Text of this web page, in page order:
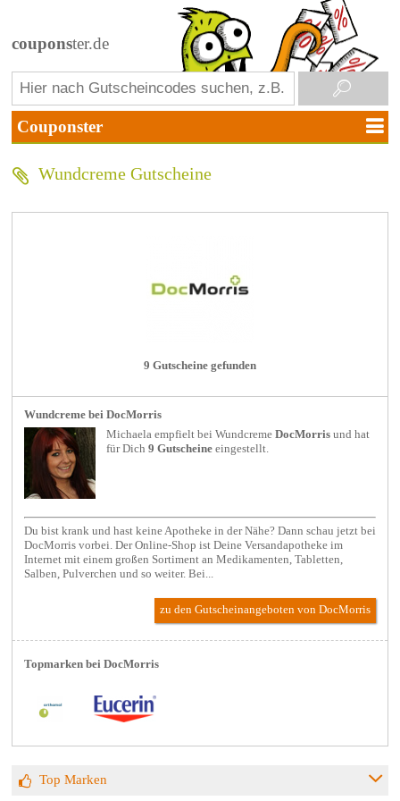
couponster.de
Wundcreme Gutscheine
9 Gutscheine gefunden
Wundcreme bei DocMorris
Michaela empfielt beiWundcreme DocMorris und hat
für Dich9 Gutscheine eingestellt.
Du bist krank und hast keine Apotheke in der Nähe? Dann schau jetzt bei
DocMorris vorbei. Der Online-Shop ist Deine Versandapotheke im
Internet mit einem großen Sortiment an Medikamenten, Tabletten,
Salben, Pulverchen und so weiter. Bei...
zu den Gutscheinangeboten von DocMorris
Topmarken bei DocMorris
Top Marken